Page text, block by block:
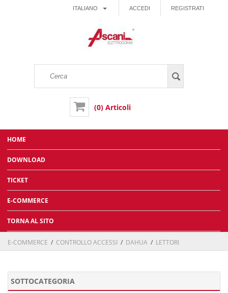
ACCEDI REGISTRATI
ITALIANO
(0) Articoli
HOME
DOWNLOAD
TICKET
E-COMMERCE
TORNA AL SITO
E-COMMERCE / CONTROLLO ACCESSI / DAHUA / LETTORI
SOTTOCATEGORIA